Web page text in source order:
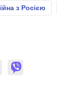
з Росією